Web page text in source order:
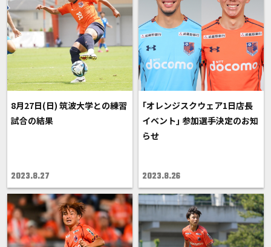
8月27日(日) 筑波大学との練習
試合の結果
2023.8.27
｢オレンジスクウェア1日店長
イベント｣ 参加選手決定のお知
らせ
2023.8.26